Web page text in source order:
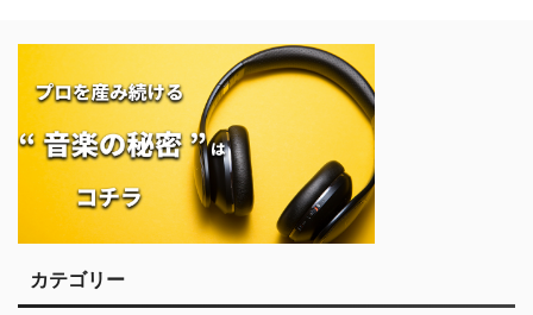
カテゴリー